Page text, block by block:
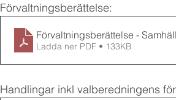
Förvaltningsberättelse:
Förvaltningsberättelse -
Ladda ner PDF • 133KB
Handlingar inkl valberedningens